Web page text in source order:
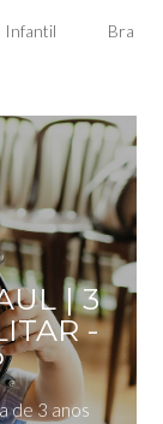
Infantil
| 3
-
de 3 anos